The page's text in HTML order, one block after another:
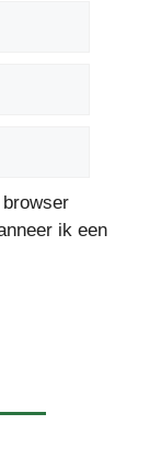
ik een